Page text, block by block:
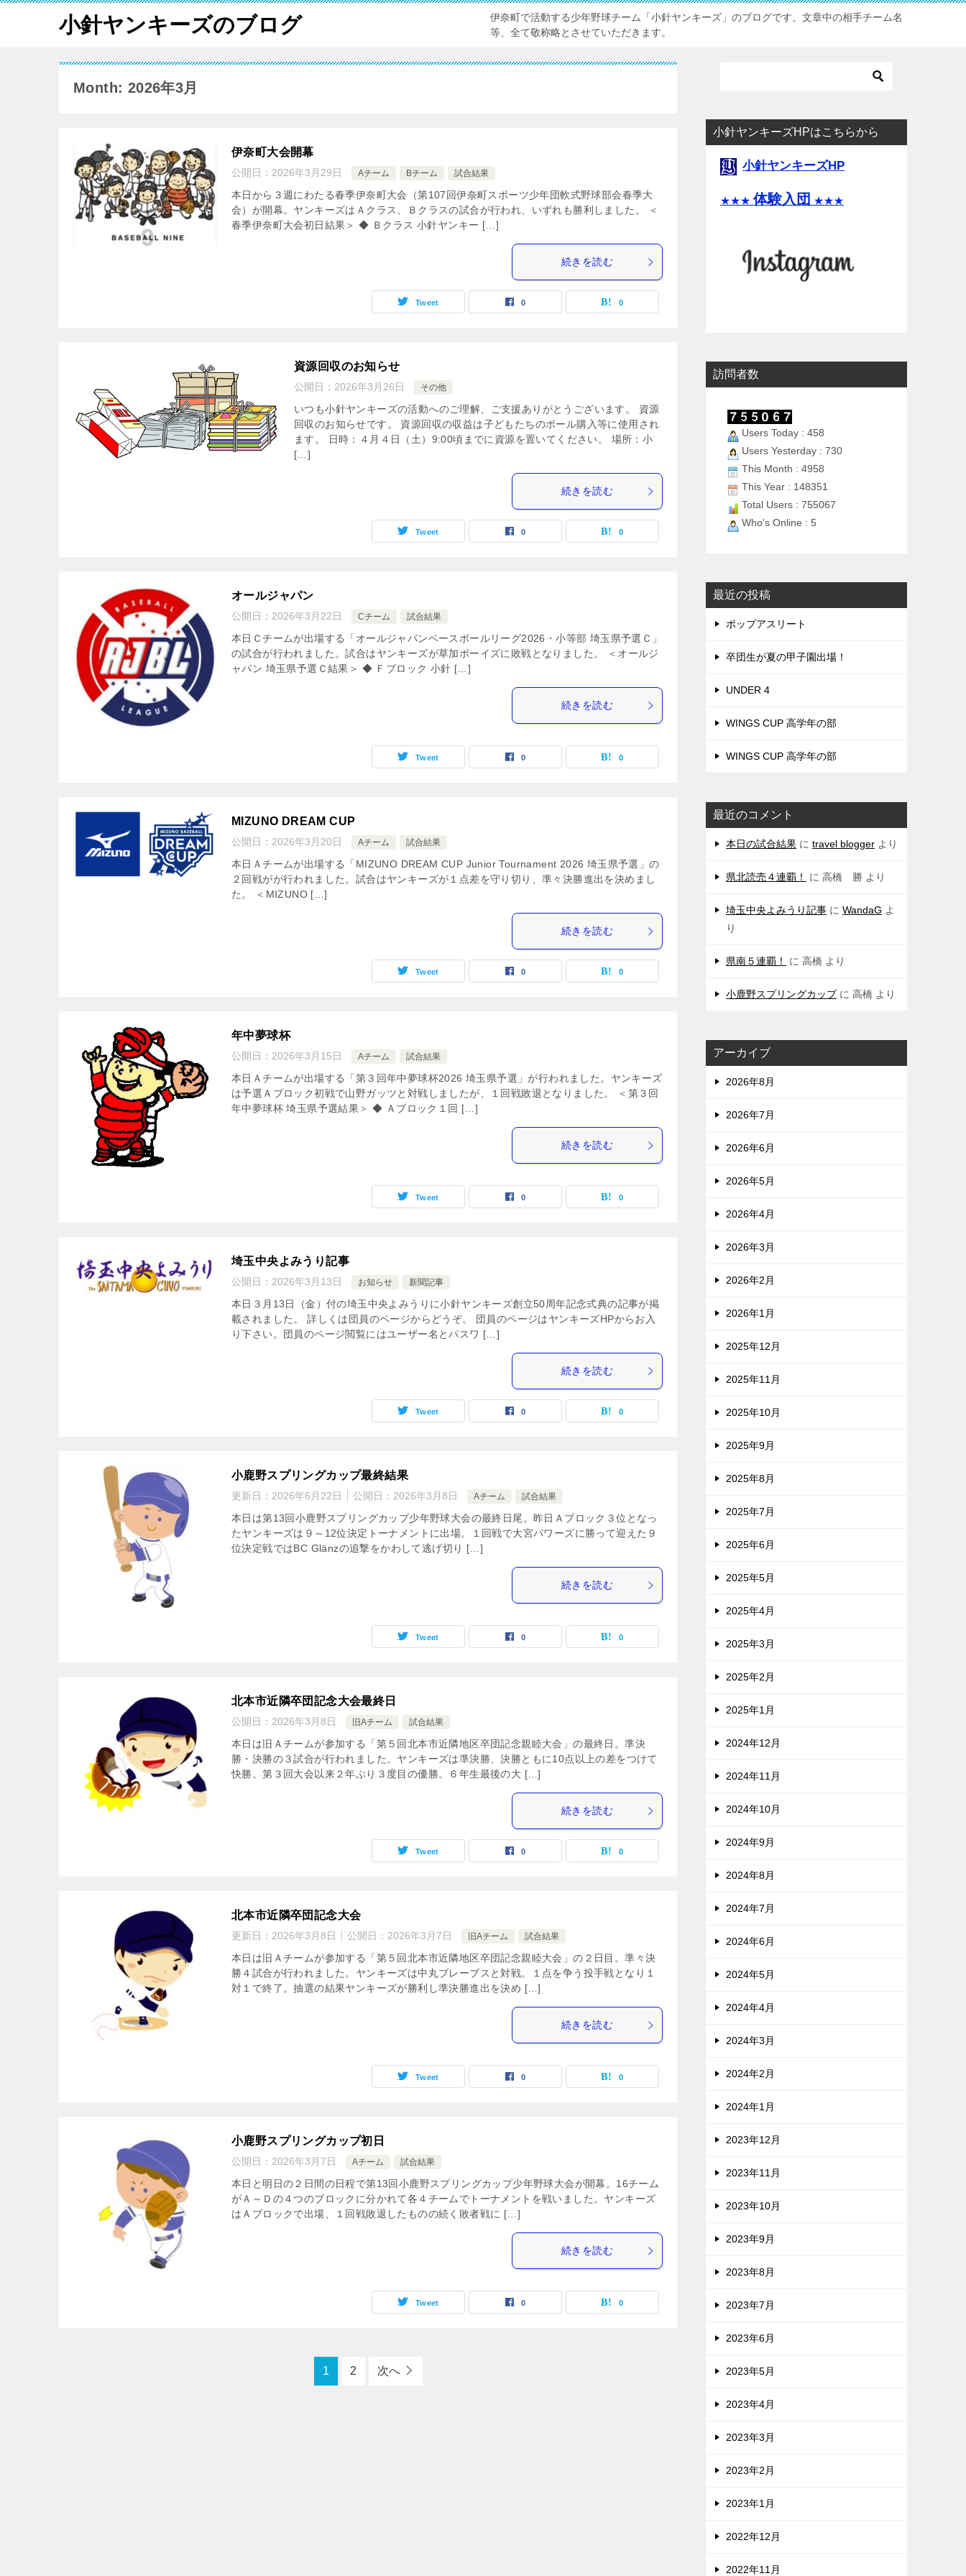
小針ヤンキーズのブログ
伊奈町で活動する少年野球チーム「小針ヤンキーズ」のブログです。文章中の相手チーム名
等、全て敬称略とさせていただきます。
Month: 2026年3月
伊奈町大会開幕
公開日： 2026年3月29日 Aチーム Bチーム 試合結果
本日から３週にわたる春季伊奈町大会（第107回伊奈町スポーツ少年団軟式野球部会春季大
会）が開幕。ヤンキーズはＡクラス、Ｂクラスの試合が行われ、いずれも勝利しました。 ＜
春季伊奈町大会初日結果＞ ◆ Ｂクラス 小針ヤンキー […]
続きを読む
Tweet 0 0
資源回収のお知らせ
公開日： 2026年3月26日 その他
いつも小針ヤンキーズの活動へのご理解、ご支援ありがとうございます。 資源
回収のお知らせです。 資源回収の収益は子どもたちのボール購入等に使用され
ます。 日時：４月４日（土）9:00頃までに資源を置いてください。 場所：小
[…]
続きを読む
Tweet 0 0
オールジャパン
公開日： 2026年3月22日 Cチーム 試合結果
本日Ｃチームが出場する「オールジャパンベースボールリーグ2026・小等部 埼玉県予選Ｃ」
の試合が行われました。試合はヤンキーズが草加ボーイズに敗戦となりました。 ＜オールジ
ャパン 埼玉県予選Ｃ結果＞ ◆ Ｆブロック 小針 […]
続きを読む
Tweet 0 0
MIZUNO DREAM CUP
公開日： 2026年3月20日 Aチーム 試合結果
本日Ａチームが出場する「MIZUNO DREAM CUP Junior Tournament 2026 埼玉県予選」の
２回戦がが行われました。試合はヤンキーズが１点差を守り切り、準々決勝進出を決めまし
た。 ＜MIZUNO […]
続きを読む
Tweet 0 0
年中夢球杯
公開日： 2026年3月15日 Aチーム 試合結果
本日Ａチームが出場する「第３回年中夢球杯2026 埼玉県予選」が行われました。ヤンキーズ
は予選Ａブロック初戦で山野ガッツと対戦しましたが、１回戦敗退となりました。 ＜第３回
年中夢球杯 埼玉県予選結果＞ ◆ Ａブロック１回 […]
続きを読む
Tweet 0 0
埼玉中央よみうり記事
公開日： 2026年3月13日 お知らせ 新聞記事
本日３月13日（金）付の埼玉中央よみうりに小針ヤンキーズ創立50周年記念式典の記事が掲
載されました。 詳しくは団員のページからどうぞ。 団員のページはヤンキーズHPからお入
り下さい。団員のページ閲覧にはユーザー名とパスワ […]
続きを読む
Tweet 0 0
小鹿野スプリングカップ最終結果
更新日： 2026年6月22日 公開日： 2026年3月8日 Aチーム 試合結果
本日は第13回小鹿野スプリングカップ少年野球大会の最終日尾。昨日Ａブロック３位となっ
たヤンキーズは９～12位決定トーナメントに出場。１回戦で大宮パワーズに勝って迎えた９
位決定戦ではBC Glänzの追撃をかわして逃げ切り […]
続きを読む
Tweet 0 0
北本市近隣卒団記念大会最終日
公開日： 2026年3月8日 旧Aチーム 試合結果
本日は旧Ａチームが参加する「第５回北本市近隣地区卒団記念親睦大会」の最終日。準決
勝・決勝の３試合が行われました。ヤンキーズは準決勝、決勝ともに10点以上の差をつけて
快勝。第３回大会以来２年ぶり３度目の優勝。６年生最後の大 […]
続きを読む
Tweet 0 0
北本市近隣卒団記念大会
更新日： 2026年3月8日 公開日： 2026年3月7日 旧Aチーム 試合結果
本日は旧Ａチームが参加する「第５回北本市近隣地区卒団記念親睦大会」の２日目。準々決
勝４試合が行われました。ヤンキーズは中丸ブレーブスと対戦。１点を争う投手戦となり１
対１で終了。抽選の結果ヤンキーズが勝利し準決勝進出を決め […]
続きを読む
Tweet 0 0
小鹿野スプリングカップ初日
公開日： 2026年3月7日 Aチーム 試合結果
本日と明日の２日間の日程で第13回小鹿野スプリングカップ少年野球大会が開幕。16チーム
がＡ～Ｄの４つのブロックに分かれて各４チームでトーナメントを戦いました。ヤンキーズ
はＡブロックで出場、１回戦敗退したものの続く敗者戦に […]
続きを読む
Tweet 0 0
1 2 次へ
小針ヤンキーズHPはこちらから
小針ヤンキーズHP
★★★ 体験入団 ★★★
訪問者数
Users Today : 458
Users Yesterday : 730
This Month : 4958
This Year : 148351
Total Users : 755067
Who's Online : 5
最近の投稿
ポップアスリート
卒団生が夏の甲子園出場！
UNDER 4
WINGS CUP 高学年の部
WINGS CUP 高学年の部
最近のコメント
本日の試合結果 に travel blogger より
県北読売４連覇！ に 高橋 勝 より
埼玉中央よみうり記事 に WandaG よ
り
県南５連覇！ に 高橋 より
小鹿野スプリングカップに 高橋 より
アーカイブ
2026年8月
2026年7月
2026年6月
2026年5月
2026年4月
2026年3月
2026年2月
2026年1月
2025年12月
2025年11月
2025年10月
2025年9月
2025年8月
2025年7月
2025年6月
2025年5月
2025年4月
2025年3月
2025年2月
2025年1月
2024年12月
2024年11月
2024年10月
2024年9月
2024年8月
2024年7月
2024年6月
2024年5月
2024年4月
2024年3月
2024年2月
2024年1月
2023年12月
2023年11月
2023年10月
2023年9月
2023年8月
2023年7月
2023年6月
2023年5月
2023年4月
2023年3月
2023年2月
2023年1月
2022年12月
2022年11月